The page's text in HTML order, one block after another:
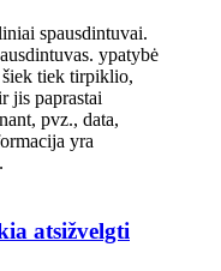
spausdintuvai.
ypatybė
tiek tirpiklio,
jis paprastai
pvz., data,
yra
atsižvelgti